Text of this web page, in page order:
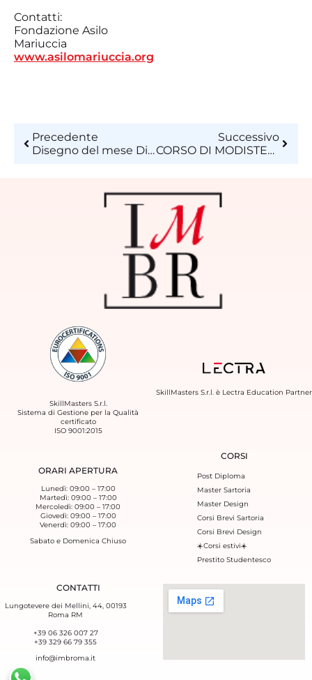
Contatti:
Fondazione Asilo
Mariuccia
www.asilomariuccia.org
Precedente
Disegno del mese Dicembre 2016
Successivo
CORSO DI MODISTERIA ALL’ISTITUTO DI MODA BURGO – DIVENTA UN CREATORE DI CAPPELLI E ACCESSORI PER LA MODA!
SkillMasters S.r.l.
Sistema di Gestione per la Qualità
certificato
ISO 9001:2015
SkillMasters S.r.l. è Lectra Education Partner
ORARI APERTURA
Lunedì: 09:00 – 17:00
Martedì: 09:00 – 17:00
Mercoledì: 09:00 – 17:00
Giovedì: 09:00 – 17:00
Venerdì: 09:00 – 17:00
Sabato e Domenica Chiuso
CORSI
Post Diploma
Master Sartoria
Master Design
Corsi Brevi Sartoria
Corsi Brevi Design
☀️Corsi estivi☀️
Prestito Studentesco
CONTATTI
Lungotevere dei Mellini, 44, 00193
Roma RM
+39 06 326 007 27
+39 329 66 79 355‬
info@imbroma.it